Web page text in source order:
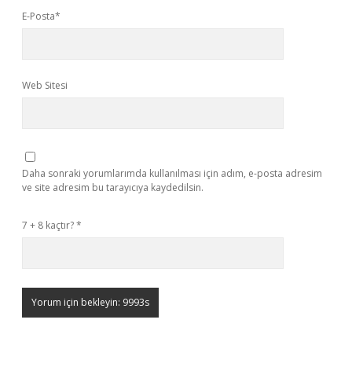
E-Posta*
Web Sitesi
Daha sonraki yorumlarımda kullanılması için adım, e-posta adresim
ve site adresim bu tarayıcıya kaydedilsin.
7 + 8 kaçtır?*